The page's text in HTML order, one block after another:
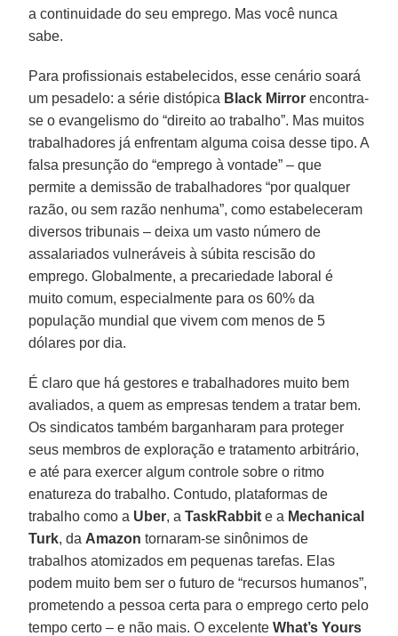
a continuidade do seu emprego. Mas você nunca
sabe.
Para profissionais estabelecidos, esse cenário soará
um pesadelo: a série distópica Black Mirror encontra-
se o evangelismo do “direito ao trabalho”. Mas muitos
trabalhadores já enfrentam alguma coisa desse tipo. A
falsa presunção do “emprego à vontade” – que
permite a demissão de trabalhadores “por qualquer
razão, ou sem razão nenhuma”, como estabeleceram
diversos tribunais – deixa um vasto número de
assalariados vulneráveis à súbita rescisão do
emprego. Globalmente, a precariedade laboral é
muito comum, especialmente para os 60% da
população mundial que vivem com menos de 5
dólares por dia.
É claro que há gestores e trabalhadores muito bem
avaliados, a quem as empresas tendem a tratar bem.
Os sindicatos também barganharam para proteger
seus membros de exploração e tratamento arbitrário,
e até para exercer algum controle sobre o ritmo
enatureza do trabalho. Contudo, plataformas de
trabalho como a Uber, aTaskRabbit e a Mechanical
Turk, da Amazon tornaram-se sinônimos de
trabalhos atomizados em pequenas tarefas. Elas
podem muito bem ser o futuro de “recursos humanos”,
prometendo a pessoa certa para o emprego certo pelo
tempo certo – e não mais. O excelenteWhat’s Yours